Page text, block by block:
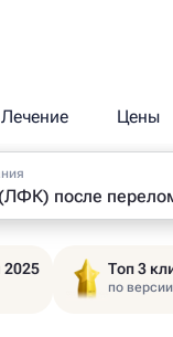
Лечение Цены
Топ 3
по